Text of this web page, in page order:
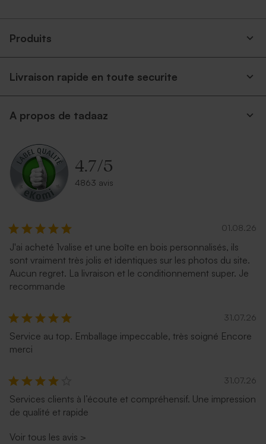
Produits
Livraison rapide en toute securite
A propos de tadaaz
4.7/5
4863 avis
01.08.26
J'ai acheté 1valise et une boîte en bois personnalisés, ils
sont vraiment très jolis et identiques sur les photos du site.
Aucun regret. La livraison et le conditionnement super. Je
recommande
31.07.26
Service au top. Emballage impeccable, très soigné Encore
merci
31.07.26
Services clients à l’écoute et compréhensif. Une impression
de qualité et rapide
Voir tous les avis >